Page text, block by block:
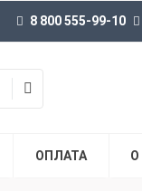
8 800 555-99-10
ОПЛАТА О